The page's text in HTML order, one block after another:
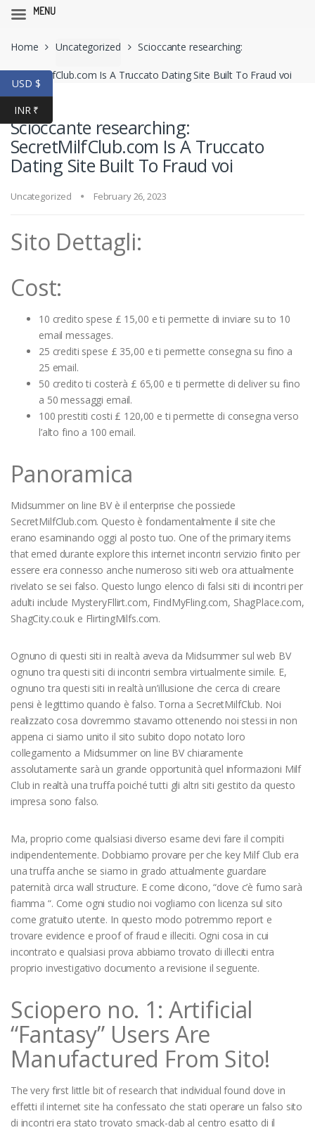
navigation
content
Home Uncategorized Scioccante researching:
SecretMilfClub.com Is A Truccato Dating Site Built To Fraud voi
Scioccante researching:
SecretMilfClub.com Is A Truccato
Dating Site Built To Fraud voi
Uncategorized February 26, 2023
Sito Dettagli:
Cost:
10 credito spese £ 15,00 e ti permette di inviare su to 10
email messages.
25 crediti spese £ 35,00 e ti permette consegna su fino a
25 email.
50 credito ti costerà £ 65,00 e ti permette di deliver su fino
a 50 messaggi email.
100 prestiti costi £ 120,00 e ti permette di consegna verso
l’altofino a 100 email.
Panoramica
Midsummer on line BV è il enterprise che possiede
SecretMilfClub.com. Questo è fondamentalmente il site che
erano esaminando oggi al posto tuo. One of the primary items
that emed durante explore this internet incontri servizio finito per
essere era connesso anche numeroso siti web ora attualmente
rivelato se sei falso. Questo lungo elenco di falsi siti di incontri per
adulti include MysteryFllirt.com, FindMyFling.com, ShagPlace.com,
ShagCity.co.uk e FlirtingMilfs.com.
Ognuno di questi siti in realtà aveva da Midsummer sul web BV
ognuno tra questi siti di incontri sembra virtualmente simile. E,
ognuno tra questi siti in realtà un’illusione che cerca di creare
pensi è legittimo quando è falso. Torna a SecretMilfClub. Noi
realizzato cosa dovremmo stavamo ottenendo noi stessi in non
appena ci siamo unito il sito subito dopo notato loro
collegamento a Midsummer on line BV chiaramente
assolutamente sarà un grande opportunità quel informazioni Milf
Club in realtà una truffa poiché tutti gli altri siti gestito da questo
impresa sono falso.
Ma, proprio come qualsiasi diverso esame devi fare il compiti
indipendentemente. Dobbiamo provare per che key Milf Club era
una truffa anche se siamo in grado attualmente guardare
paternità circa wall structure. E come dicono, “dove c’è fumo sarà
fiamma “. Come ogni studio noi vogliamo con licenza sul sito
come gratuito utente. In questo modo potremmo report e
trovare evidence e proof of fraud e illeciti. Ogni cosa in cui
incontrato e qualsiasi prova abbiamo trovato di illeciti entra
proprio investigativo documento a revisione il seguente.
Sciopero no. 1: Artificial
“Fantasy” Users Are
Manufactured From Sito!
The very first little bit of research that individual found dove in
effetti il internet site ha confessato che stati operare un falso sito
di incontri era stato trovato smack-dab al centro esatto di il
USD $
INR ₹
MENU